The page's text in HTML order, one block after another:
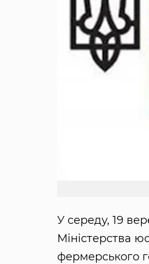
У середу, 19
Міністерства
фермерського